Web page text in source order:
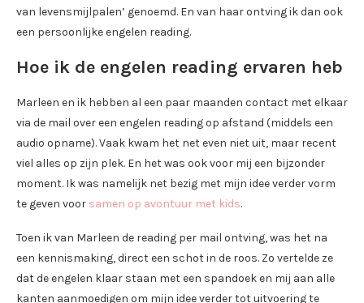
van levensmijlpalen’ genoemd. En van haar ontving ik dan ook
een persoonlijke engelen reading.
Hoe ik de engelen reading ervaren heb
Marleen en ik hebben al een paar maanden contact met elkaar
via de mail over een engelen reading op afstand (middels een
audio opname). Vaak kwam het net even niet uit, maar recent
viel alles op zijn plek. En het was ook voor mij een bijzonder
moment. Ik was namelijk net bezig met mijn idee verder vorm
te geven voor samen op avontuur met kids.
Toen ik van Marleen de reading per mail ontving, was het na
een kennismaking, direct een schot in de roos. Zo vertelde ze
dat de engelen klaar staan met een spandoek en mij aan alle
kanten aanmoedigen om mijn idee verder tot uitvoering te